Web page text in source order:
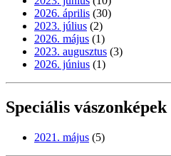
2026. április (30)
2023. július (2)
2026. május (1)
2023. augusztus (3)
2026. június (1)
Speciális vászonképek
2021. május (5)